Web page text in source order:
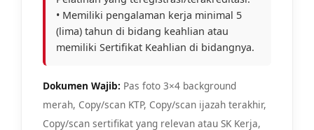
• Memiliki pengalaman kerja minimal 5
(lima) tahun di bidang keahlian atau
memiliki Sertifikat Keahlian di bidangnya.
Dokumen Wajib: Pas foto 3×4 background
merah, Copy/scan KTP, Copy/scan ijazah terakhir,
Copy/scan sertifikat yang relevan atau SK Kerja,